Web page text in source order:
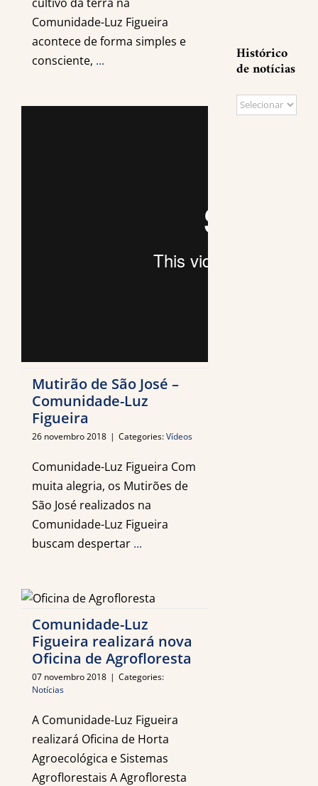
Comunidade-Luz Figueira
acontece de forma simples e
consciente, ...
Mutirão de São José –
Comunidade-Luz
Figueira
26 novembro 2018 | Categories:Vídeos
Comunidade-Luz Figueira Com
muita alegria, os Mutirões de
São José realizados na
Comunidade-Luz Figueira
buscam despertar ...
Comunidade-Luz
Figueira realizará nova
Oficina de Agrofloresta
07 novembro 2018 | Categories:
Notícias
A Comunidade-Luz Figueira
realizará Oficina de Horta
Agroecológica e Sistemas
Agroflorestais A Agrofloresta
Histórico
de notícias
Histórico